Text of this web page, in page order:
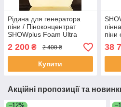
Рідина для генератора
піни / Піноконцентрат
SHOWplus Foam Ultra
Premium 1:100
2 200 ₴ 2 400 ₴
Купити
піни
38
Акційні пропозиції та
–12%